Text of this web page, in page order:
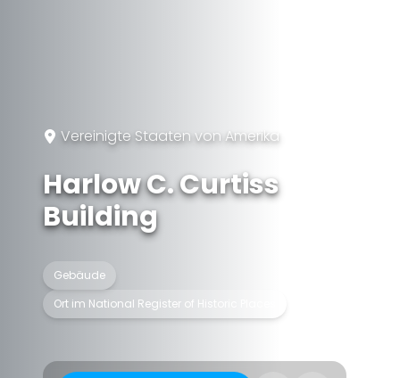
Vereinigte Staaten von Amerika
Harlow C. Curtiss
Building
Gebäude
Ort im National Register of Historic Places